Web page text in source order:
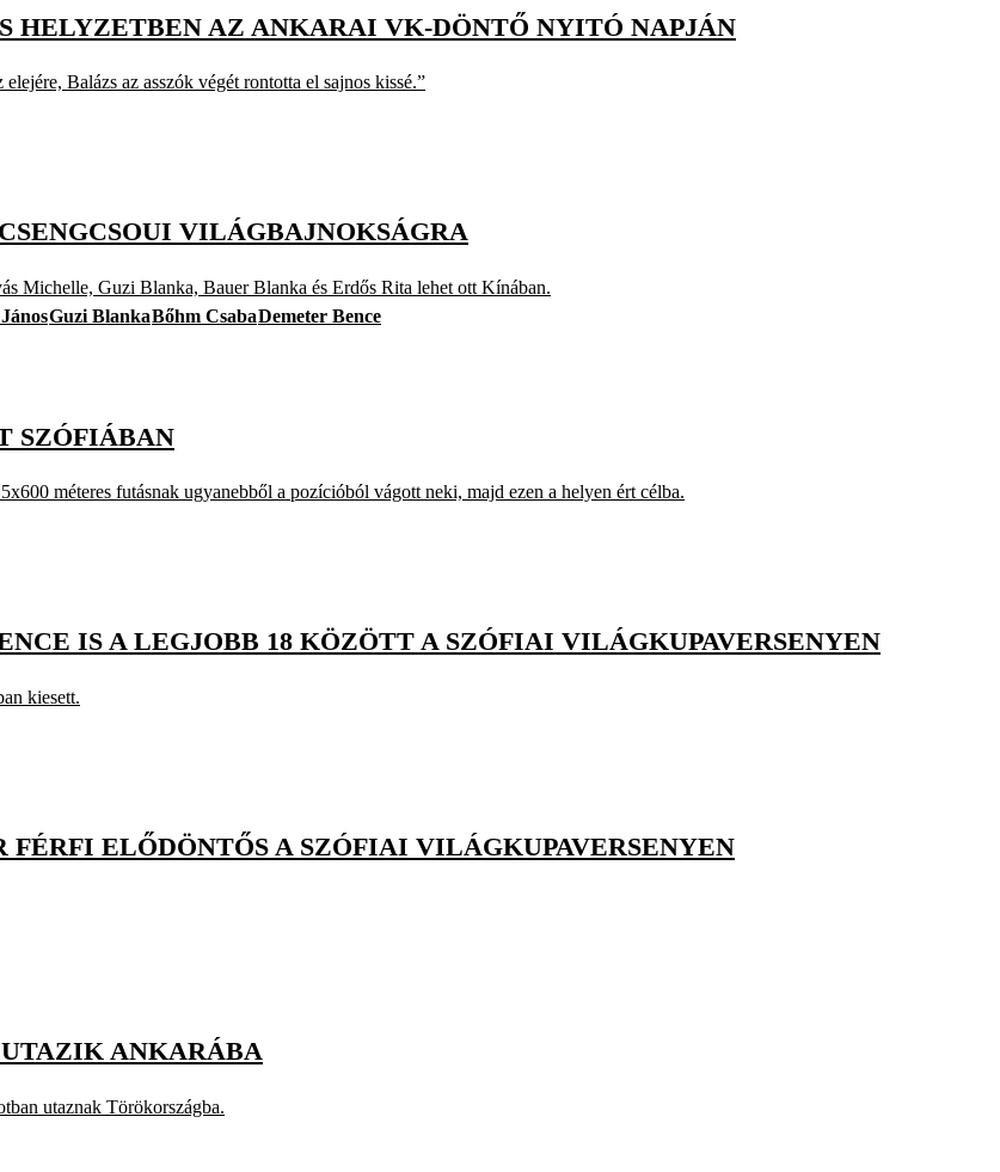
HELYZETBEN AZ ANKARAI VK-DÖNTŐ NYITÓ NAPJÁN
Balázs az asszók végét rontotta el sajnos kissé.”
VILÁGBAJNOKSÁGRA
Michelle, Guzi Blanka, Bauer Blanka és Erdős Rita lehet ott Kínában.
Guzi BlankaBőhm CsabaDemeter Bence
SZÓFIÁBAN
méteres futásnak ugyanebből a pozícióból vágott neki, majd ezen a helyen ért célba.
IS A LEGJOBB 18 KÖZÖTT A SZÓFIAI VILÁGKUPAVERSENYEN
kiesett.
ELŐDÖNTŐS A SZÓFIAI VILÁGKUPAVERSENYEN
ANKARÁBA
utaznak Törökországba.